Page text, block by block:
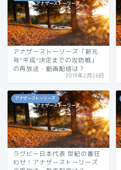
アナザーストーリーズ「新元
号“平成”決定までの攻防戦」
の再放送・動画配信は？
2019年2月26日
アナザーストーリーズ
ラグビー日本代表 世紀の番狂
わせ！アナザーストーリーズ